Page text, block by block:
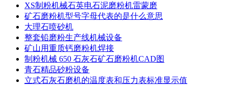
XS制粉机械石英电石泥磨粉机雷蒙磨
矿石磨粉机型号字母代表的是什么意思
大理石喷砂机
整套铅磨粉生产线机械设备
矿山用重质钙磨粉机焊接
制粉机械 650 石灰石矿石磨粉机CAD图
青石精品砂粉设备
立式石灰石磨机的温度表和压力表标准显示值